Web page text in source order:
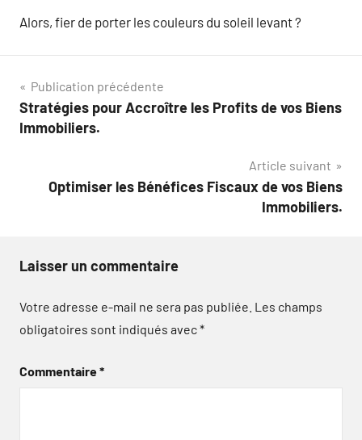
Alors, fier de porter les couleurs du soleil levant ?
Navigation
de
Publication précédente
Stratégies pour Accroître les Profits de vos Biens
Immobiliers.
Article suivant
Optimiser les Bénéfices Fiscaux de vos Biens
Immobiliers.
Laisser un commentaire
Votre adresse e-mail ne sera pas publiée. Les champs
obligatoires sont indiqués avec*
Commentaire*